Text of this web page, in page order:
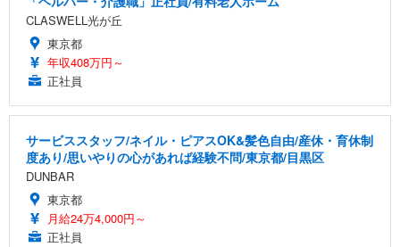
CLASWELL光が丘
東京都
年収408万円～
正社員
サービススタッフ/ネイル・ピアスOK&髪色自由/産休・育休制
度あり/思いやりの心があれば経験不問/東京都/目黒区
DUNBAR
東京都
月給24万4,000円～
正社員